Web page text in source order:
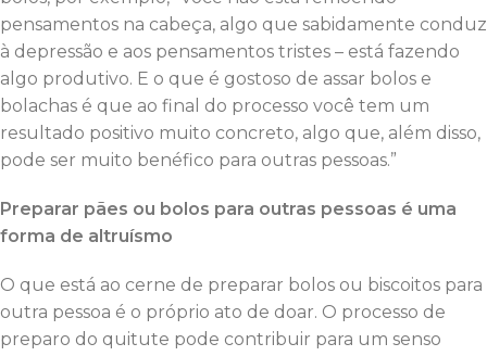
pensamentos na cabeça, algo que sabidamente conduz
à depressão e aos pensamentos tristes – está fazendo
algo produtivo. E o que é gostoso de assar bolos e
bolachas é que ao final do processo você tem um
resultado positivo muito concreto, algo que, além disso,
pode ser muito benéfico para outras pessoas.”
Preparar pães ou bolos para outras pessoas é uma
forma de altruísmo
O que está ao cerne de preparar bolos ou biscoitos para
outra pessoa é o próprio ato de doar. O processo de
preparo do quitute pode contribuir para um senso